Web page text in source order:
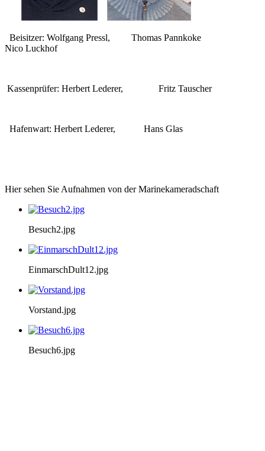
Beisitzer: Wolfgang Pressl, Thomas Pannkoke
Nico Luckhof
Kassenprüfer: Herbert Lederer, Fritz Tauscher
Hafenwart: Herbert Lederer, Hans Glas
Hier sehen Sie Aufnahmen von der Marinekameradschaft
Besuch2.jpg
EinmarschDult12.jpg
Vorstand.jpg
Besuch6.jpg